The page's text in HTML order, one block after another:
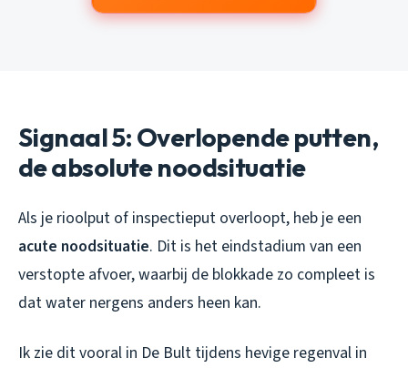
Signaal 5: Overlopende putten,
de absolute noodsituatie
Als je rioolput of inspectieput overloopt, heb je een
acute noodsituatie. Dit is het eindstadium van een
verstopte afvoer, waarbij de blokkade zo compleet is
dat water nergens anders heen kan.
Ik zie dit vooral in De Bult tijdens hevige regenval in